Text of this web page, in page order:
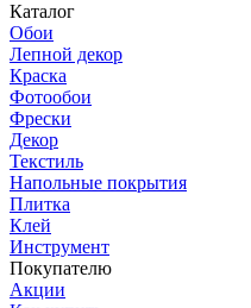
Каталог
Обои
Лепной декор
Краска
Фотообои
Фрески
Декор
Текстиль
Напольные покрытия
Плитка
Клей
Инструмент
Покупателю
Акции